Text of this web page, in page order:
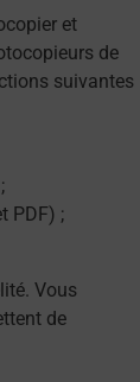
et
de
suivantes
PDF) ;
Vous
de